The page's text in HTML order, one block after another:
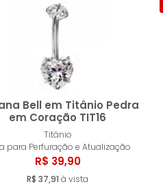
Bell em Titânio Pedra
em Coração TIT16
Titânio
para Perfuração e Atualização
R$ 39,90
R$ 37,91 à vista
Comprar